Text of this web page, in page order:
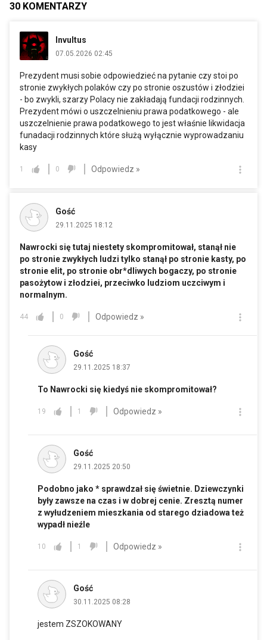
30 KOMENTARZY
Invultus
07.05.2026 02:45
Prezydent musi sobie odpowiedzieć na pytanie czy stoi po
stronie zwykłych polaków czy po stronie oszustów i złodziei
- bo zwykli, szarzy Polacy nie zakładają fundacji rodzinnych.
Prezydent mówi o uszczelnieniu prawa podatkowego - ale
uszczelnienie prawa podatkowego to jest właśnie likwidacja
funadacji rodzinnych które służą wyłącznie wyprowadzaniu
kasy
1 0 Odpowiedz »
Gość
29.11.2025 18:12
Nawrocki się tutaj niestety skompromitował, stanął nie
po stronie zwykłych ludzi tylko stanął po stronie kasty, po
stronie elit, po stronie obr*dliwych bogaczy, po stronie
pasożytow i złodziei, przeciwko ludziom uczciwym i
normalnym.
44 0 Odpowiedz »
Gość
29.11.2025 18:37
To Nawrocki się kiedyś nie skompromitował?
19 1 Odpowiedz »
Gość
29.11.2025 20:50
Podobno jako * sprawdzał się świetnie. Dziewczynki
były zawsze na czas i w dobrej cenie. Zresztą numer
z wyłudzeniem mieszkania od starego dziadowa też
wypadł nieźle
10 1 Odpowiedz »
Gość
30.11.2025 08:28
jestem ZSZOKOWANY